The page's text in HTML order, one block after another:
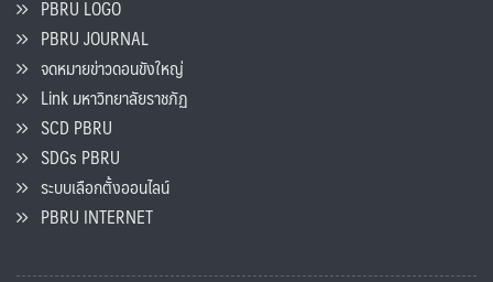
PBRU LOGO
PBRU JOURNAL
จดหมายข่าวดอนขังใหญ่
Link มหาวิทยาลัยราชภัฏ
SCD PBRU
SDGs PBRU
ระบบเลือกตั้งออนไลน์
PBRU INTERNET